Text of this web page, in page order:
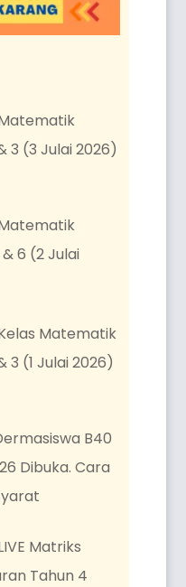
3 (3 Julai 2026)
6 (2 Julai
Matematik
3 (1 Julai 2026)
B40
Dibuka. Cara
Matriks
Tahun 4